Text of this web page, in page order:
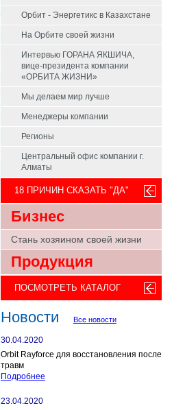
Орбит - Энергетикс в Казахстане
На Орбите своей жизни
Интервью ГОРАНА ЯКШИЧА,
вице-президента компании
«ОРБИТА ЖИЗНИ»
Мы делаем мир лучше
Менеджеры компании
Регионы
Центральный офис компании г.
Алматы
18 ПРИЧИН СКАЗАТЬ "ДА"
Бизнес
Стань хозяином своей жизни
Продукция
ПОСМОТРЕТЬ КАТАЛОГ
Новости Все новости
30.04.2020
Orbit Rayforce для восстановления после
травм
Подробнее
23.04.2020